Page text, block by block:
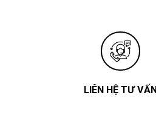
LIÊN HỆ TƯ VẤN